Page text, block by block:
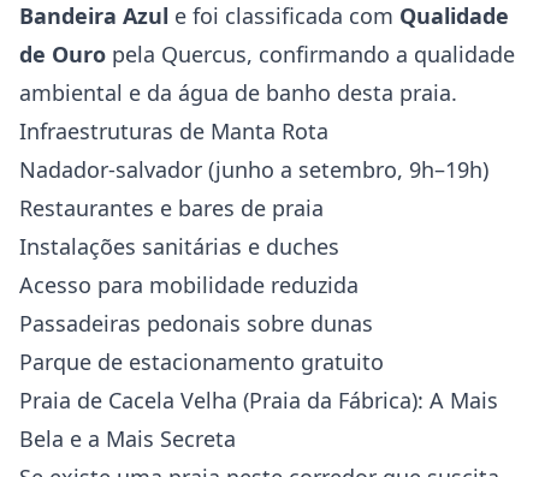
Bandeira Azul e foi classificada com Qualidade
de Ouro pela Quercus, confirmando a qualidade
ambiental e da água de banho desta praia.
Infraestruturas de Manta Rota
Nadador-salvador (junho a setembro, 9h–19h)
Restaurantes e bares de praia
Instalações sanitárias e duches
Acesso para mobilidade reduzida
Passadeiras pedonais sobre dunas
Parque de estacionamento gratuito
Praia de Cacela Velha (Praia da Fábrica): A Mais
Bela e a Mais Secreta